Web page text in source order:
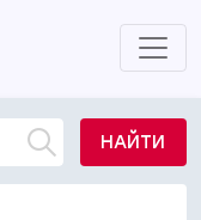
НАЙТИ